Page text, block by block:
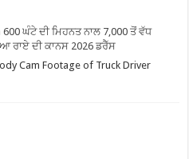
600 ਘੰਟੇ ਦੀ ਮਿਹਨਤ ਨਾਲ 7,000 ਤੋਂ ਵੱਧ
ਦੀ ਕਾਨਸ 2026 ਡਰੈੱਸ
Cam Footage of Truck Driver